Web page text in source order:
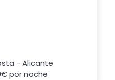
- Alicante
por noche